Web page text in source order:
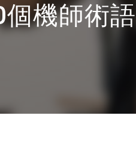
機師術